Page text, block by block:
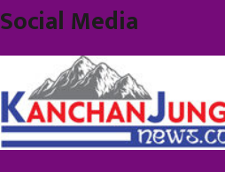
Social Media